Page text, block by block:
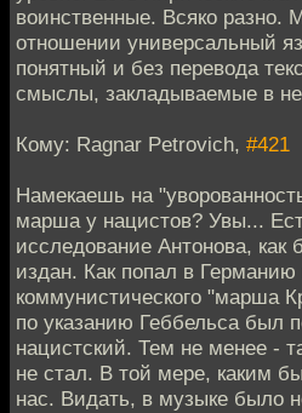
воинственные. Всяко разно.
отношении универсальный
понятный и без перевода
смыслы, закладываемые в
Кому: Ragnar Petrovich, #421
Намекаешь на
марша у нацистов? Увы...
исследование Антонова,
издан. Как попал в Германию
коммунистического "марша
по указанию Геббельса был
нацистский. Тем не менее -
не стал. В той мере, каким
нас. Видать, в музыке было